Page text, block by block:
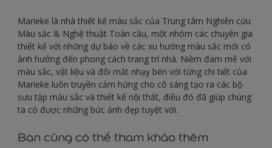
Marieke là nhà thiết kế màu sắc của Trung tâm Nghiên cứu
Màu sắc & Nghệ thuật Toàn cầu, một nhóm các chuyên gia
thiết kế với những dự báo về các xu hướng màu sắc mới có
ảnh hưởng đến phong cách trang trí nhà. Niềm đam mê với
màu sắc, vật liệu và đôi mắt nhạy bén với từng chi tiết của
Marieke luôn truyền cảm hứng cho cô sáng tạo ra các bộ
sưu tập màu sắc và thiết kế nội thất, điều đó đã giúp chúng
ta có được những bức ảnh đẹp tuyệt vời.
Bạn cũng có thể tham khảo thêm